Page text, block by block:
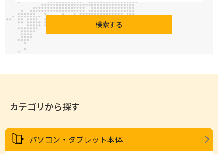
検索する
カテゴリから探す
パソコン・タブレット本体